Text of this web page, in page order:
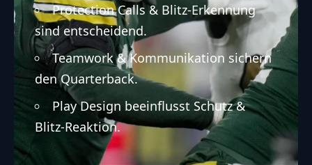
Protection Calls & Blitz-Erkennung
sind entscheidend.
Teamwork & Kommunikation sichern
den Quarterback.
Play Design beeinflusst Schutz &
Blitz-Reaktion.